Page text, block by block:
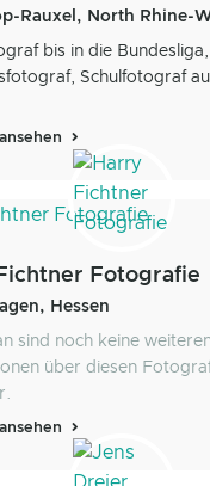
Rauxel, North Rhine-
bis in die Bundesliga,
Schulfotograf
Fotografie
Hessen
sind noch keine
über diesen